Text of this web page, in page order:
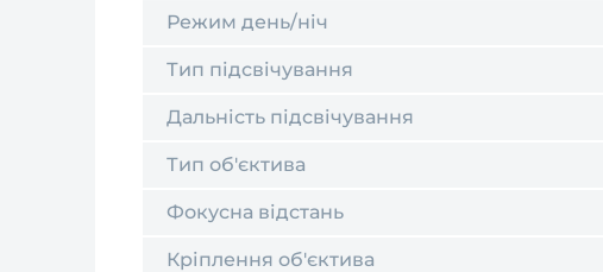
Режим день/ніч
Тип підсвічування
Дальність підсвічування
Тип об'єктива
Фокусна відстань
Кріплення об'єктива